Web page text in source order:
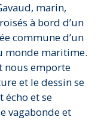
marin,
à bord d’un
commune d’un
monde maritime.
nous emporte
et le dessin se
écho et se
vagabonde et